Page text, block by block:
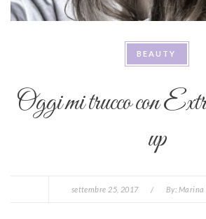
BEAUTY
Oggi mi trucco con
up
settembre 25, 2017 / By: Marina